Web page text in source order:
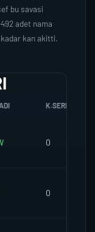
bu savasi
adet nama
kan akitti.
K.SEREFI
0
0